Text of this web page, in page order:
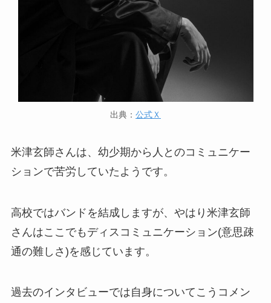
出典： 公式Ｘ
米津玄師さんは、幼少期から人とのコミュニケー
ションで苦労していたようです。
高校ではバンドを結成しますが、やはり米津玄師
さんはここでもディスコミュニケーション(意思疎
通の難しさ)を感じています。
過去のインタビューでは自身についてこうコメン